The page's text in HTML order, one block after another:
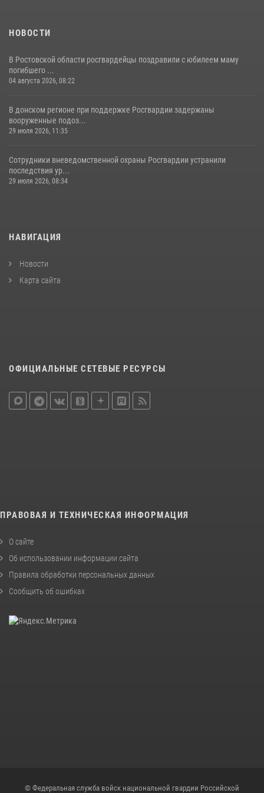
НОВОСТИ
В Ростовской области росгвардейцы поздравили с юбилеем маму
погибшего ...
04 августа 2026, 08:22
В донском регионе при поддержке Росгвардии задержаны
вооруженные подоз...
29 июля 2026, 11:35
Сотрудники вневедомственной охраны Росгвардии устранили
последствия ур...
29 июля 2026, 08:34
НАВИГАЦИЯ
Новости
Карта сайта
ОФИЦИАЛЬНЫЕ СЕТЕВЫЕ РЕСУРСЫ
ПРАВОВАЯ И ТЕХНИЧЕСКАЯ ИНФОРМАЦИЯ
О сайте
Об использовании информации сайта
Правила обработки персональных данных
Сообщить об ошибках
© Федеральная служба войск национальной гвардии Российской